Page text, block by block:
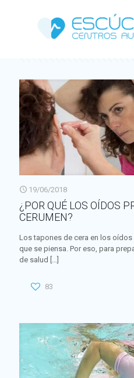
19/06/2018
¿POR QUÉ LOS OÍDOS
CERUMEN?
Los tapones de cera en los
que se piensa. Por eso, para
de salud […]
83